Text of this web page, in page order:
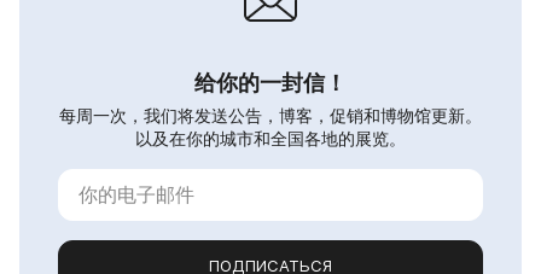
给你的一封信！
每周一次，我们将发送公告，博客，促销和博物馆更新。
以及在你的城市和全国各地的展览。
ПОДПИСАТЬСЯ